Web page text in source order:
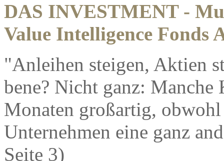
DAS INVESTMENT -
Value Intelligence Fonds
"Anleihen steigen, Aktien
bene? Nicht ganz:
Monaten großartig,
Unternehmen eine ganz
Seite 3)